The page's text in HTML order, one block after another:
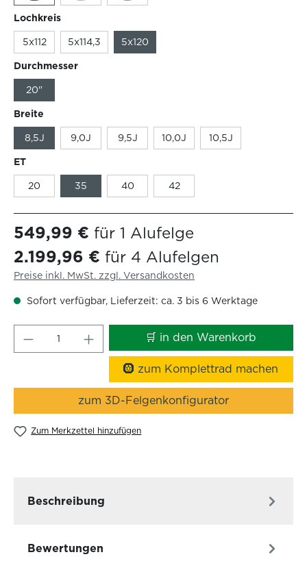
Lochkreis
5x112 5x114,3 5x120
Durchmesser
20"
Breite
8,5J 9,0J 9,5J 10,0J 10,5J
ET
20 35 40 42
549,99 € für 1 Alufelge
2.199,96 € für 4 Alufelgen
Preise inkl. MwSt. zzgl. Versandkosten
Sofort verfügbar, Lieferzeit: ca. 3 bis 6 Werktage
Produkt Anzahl: Gib den🛒 in den Warenkorb
🛞 zum Komplettrad machen
zum 3D-Felgenkonfigurator
Zum Merkzettel hinzufügen
Beschreibung
Bewertungen